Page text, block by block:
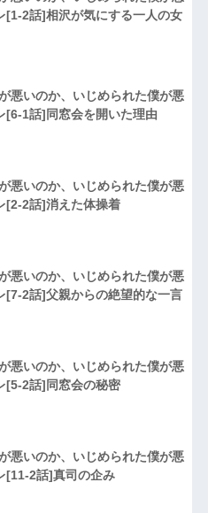
[1-2話]相沢が気にする一人の女
悪いのか、いじめられた僕が悪
[6-1話]同窓会を開いた理由
悪いのか、いじめられた僕が悪
[2-2話]消えた体操着
悪いのか、いじめられた僕が悪
[7-2話]父親からの絶望的な一言
悪いのか、いじめられた僕が悪
[5-2話]同窓会の秘密
悪いのか、いじめられた僕が悪
[11-2話]真司の企み